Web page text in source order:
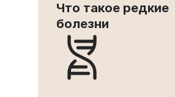
Что такое редкие
болезни